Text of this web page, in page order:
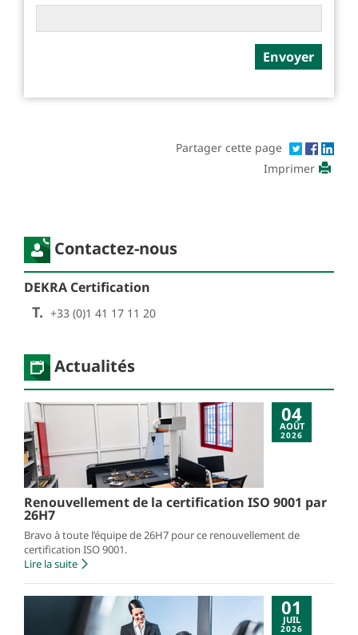
Partager cette page
Imprimer
Contactez-nous
DEKRA Certification
T. +33 (0)1 41 17 11 20
Actualités
04
AOÛT
2026
Renouvellement de la certification ISO 9001 par
26H7
Bravo à toute l’équipe de 26H7 pour ce renouvellement de
certification ISO 9001.
Lire la suite
01
JUIL
2026